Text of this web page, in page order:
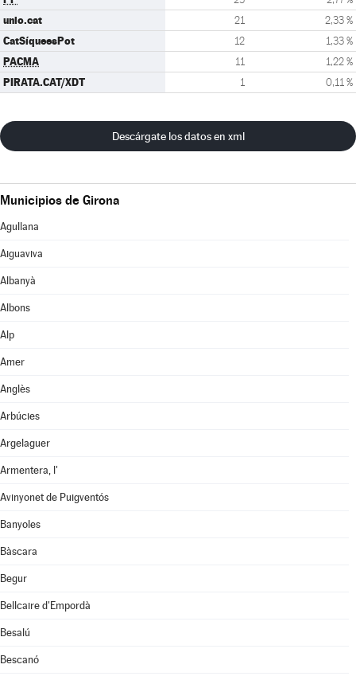
unio.cat 21 2,33 %
CatSíqueesPot 12 1,33 %
PACMA 11 1,22 %
PIRATA.CAT/XDT 1 0,11 %
Descárgate los datos en xml
Municipios de Girona
Agullana
Aiguaviva
Albanyà
Albons
Alp
Amer
Anglès
Arbúcies
Argelaguer
Armentera, l'
Avinyonet de Puigventós
Banyoles
Bàscara
Begur
Bellcaire d'Empordà
Besalú
Bescanó